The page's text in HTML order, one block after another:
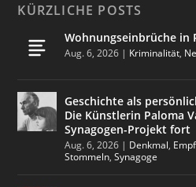
KÜRZLICHE POSTS
Wohnungseinbrüche in
Aug. 6, 2026 | Kriminalität,
Geschichte als
Die Künstlerin Paloma
Synagogen-Projekt fort
Aug. 6, 2026 | Denkmal,
Stommeln,Synagoge